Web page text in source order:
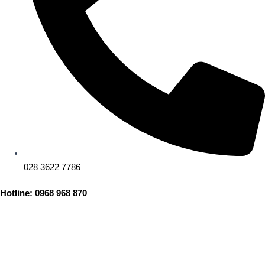
028 3622 7786
Hotline: 0968 968 870